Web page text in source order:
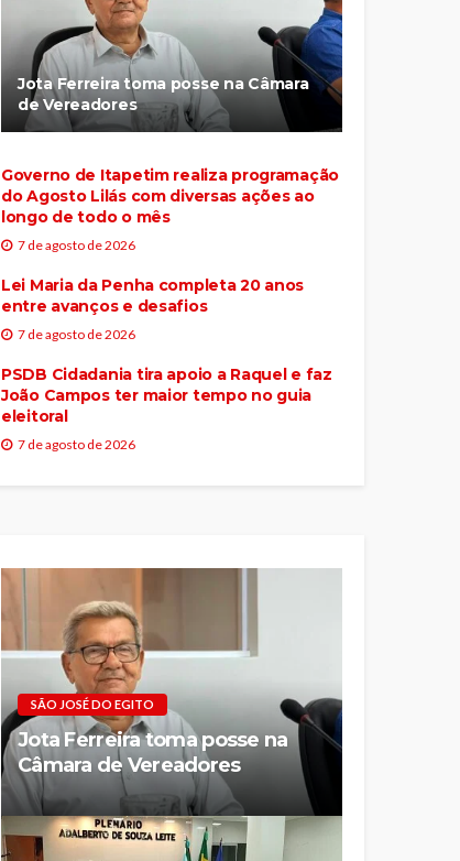
Jota Ferreira toma posse na Câmara
de Vereadores
Governo de Itapetim realiza programação
do Agosto Lilás com diversas ações ao
longo de todo o mês
7 de agosto de 2026
Lei Maria da Penha completa 20 anos
entre avanços e desafios
7 de agosto de 2026
PSDB Cidadania tira apoio a Raquel e faz
João Campos ter maior tempo no guia
eleitoral
7 de agosto de 2026
SÃO JOSÉ DO EGITO
Jota Ferreira toma posse na
Câmara de Vereadores